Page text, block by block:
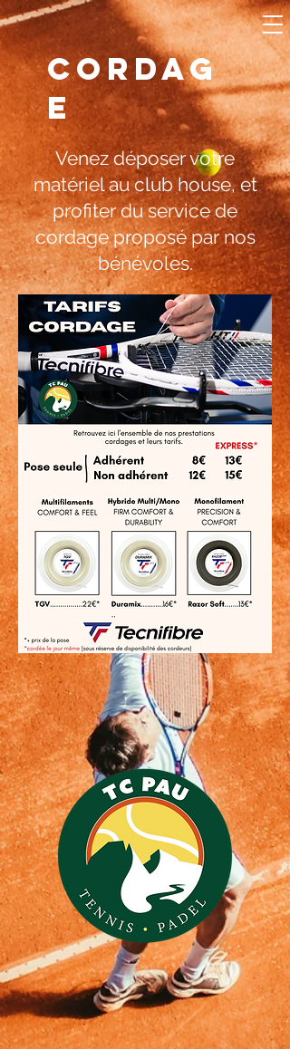
CORDAG
E
Venez déposer votre
matériel au club house, et
profiter du service de
cordage proposé par nos
bénévoles.